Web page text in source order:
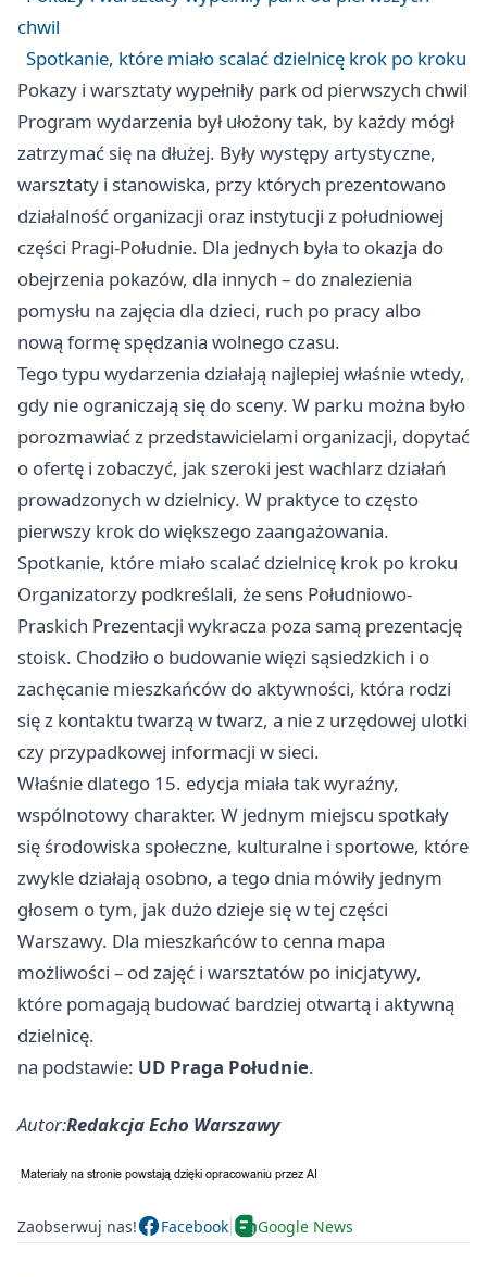
chwil
Spotkanie, które miało scalać dzielnicę krok po kroku
Pokazy i warsztaty wypełniły park od pierwszych chwil
Program wydarzenia był ułożony tak, by każdy mógł
zatrzymać się na dłużej. Były występy artystyczne,
warsztaty i stanowiska, przy których prezentowano
działalność organizacji oraz instytucji z południowej
części Pragi-Południe. Dla jednych była to okazja do
obejrzenia pokazów, dla innych – do znalezienia
pomysłu na zajęcia dla dzieci, ruch po pracy albo
nową formę spędzania wolnego czasu.
Tego typu wydarzenia działają najlepiej właśnie wtedy,
gdy nie ograniczają się do sceny. W parku można było
porozmawiać z przedstawicielami organizacji, dopytać
o ofertę i zobaczyć, jak szeroki jest wachlarz działań
prowadzonych w dzielnicy. W praktyce to często
pierwszy krok do większego zaangażowania.
Spotkanie, które miało scalać dzielnicę krok po kroku
Organizatorzy podkreślali, że sens Południowo-
Praskich Prezentacji wykracza poza samą prezentację
stoisk. Chodziło o budowanie więzi sąsiedzkich i o
zachęcanie mieszkańców do aktywności, która rodzi
się z kontaktu twarzą w twarz, a nie z urzędowej ulotki
czy przypadkowej informacji w sieci.
Właśnie dlatego 15. edycja miała tak wyraźny,
wspólnotowy charakter. W jednym miejscu spotkały
się środowiska społeczne, kulturalne i sportowe, które
zwykle działają osobno, a tego dnia mówiły jednym
głosem o tym, jak dużo dzieje się w tej części
Warszawy. Dla mieszkańców to cenna mapa
możliwości – od zajęć i warsztatów po inicjatywy,
które pomagają budować bardziej otwartą i aktywną
dzielnicę.
na podstawie: UD Praga Południe.
Autor:Redakcja Echo Warszawy
Zaobserwuj nas! Facebook Google News